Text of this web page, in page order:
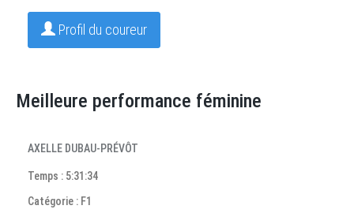
Profil du coureur
Meilleure performance féminine
AXELLE DUBAU-PRÉVÔT
Temps : 5:31:34
Catégorie : F1